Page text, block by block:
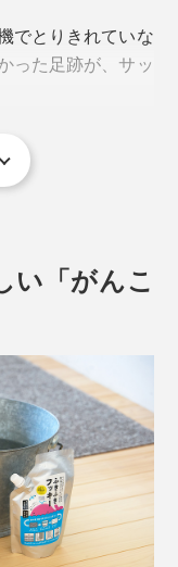
洗剤も、分けない
でとりきれていな
った足跡が、サッ
りを感じます。し
が、なんだか明る
い「がんこ